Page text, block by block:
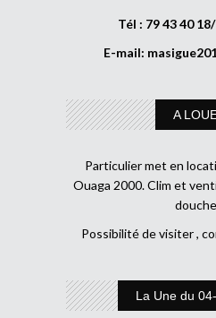
Tél : 79 43 40
E-mail:
A
Particulier met en
Ouaga 2000. Clim et
Possibilité de visiter ,
La Une du